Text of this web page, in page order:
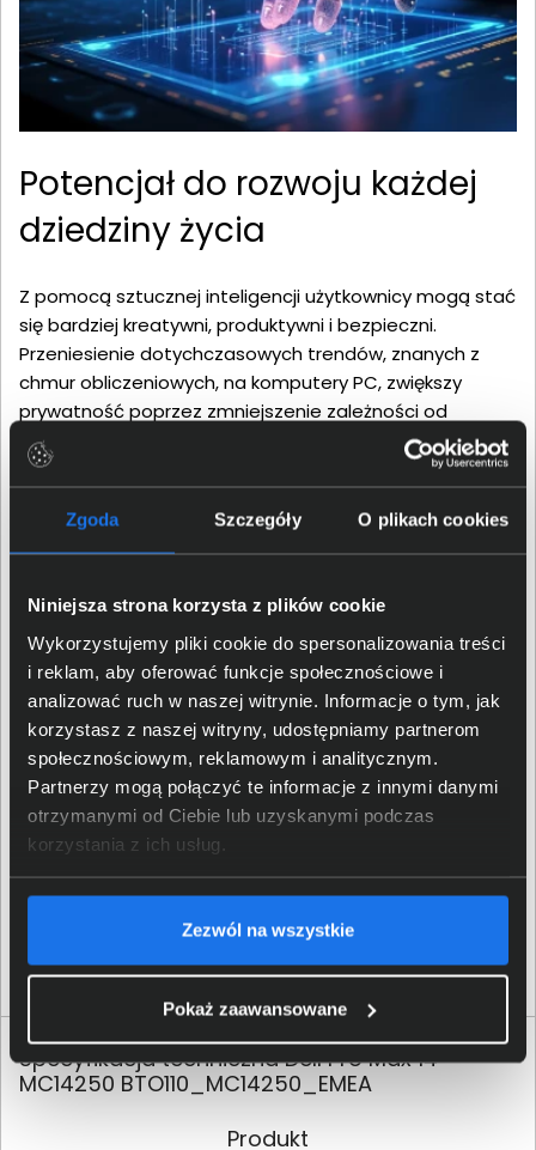
Zgoda Szczegóły O plikach cookies
Niniejsza strona korzysta z plików cookie
Wykorzystujemy pliki cookie do spersonalizowania treści
i reklam, aby oferować funkcje społecznościowe i
analizować ruch w naszej witrynie. Informacje o tym, jak
korzystasz z naszej witryny, udostępniamy partnerom
społecznościowym, reklamowym i analitycznym.
Partnerzy mogą połączyć te informacje z innymi danymi
otrzymanymi od Ciebie lub uzyskanymi podczas
korzystania z ich usług.
Zezwól na wszystkie
Pokaż zaawansowane
Potencjał do rozwoju każdej
dziedziny życia
Z pomocą sztucznej inteligencji użytkownicy mogą stać
się bardziej kreatywni, produktywni i bezpieczni.
Przeniesienie dotychczasowych trendów, znanych z
chmur obliczeniowych, na komputery PC, zwiększy
prywatność poprzez zmniejszenie zależności od
drogich centrów danych. Firma Intel udostępnia między
innymi oprogramowanie oneAPI i OpenVINO,
deweloperzy mogli lepiej wykorzystać SI. Pozwoli im to
stworzyć oprogramowanie jeszcze lepiej wspierające
tylko. Trend ten zakorzenia się także w gamingu, co
przyniesie nie tylko ulepszenia istniejących już
rozwiązań, ale również nowe ekscytujące możliwości.
Specyfikacja techniczna Dell Pro Max 14
MC14250 BTO110_MC14250_EMEA
Produkt